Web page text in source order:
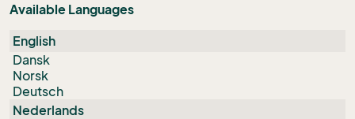
Available Languages
English
Dansk
Norsk
Deutsch
Nederlands